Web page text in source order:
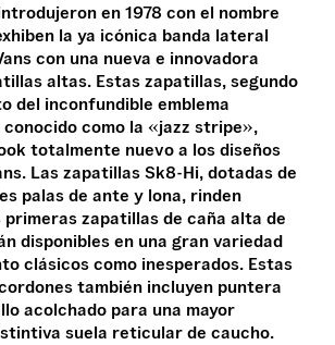
en 1978 con el nombre
la ya icónica banda lateral
con una nueva e innovadora
altas. Estas zapatillas, segundo
del inconfundible emblema
como la «jazz stripe»,
totalmente nuevo a los diseños
Las zapatillas Sk8-Hi, dotadas de
palas de ante y lona, rinden
primeras zapatillas de caña alta de
disponibles en una gran variedad
clásicos como inesperados. Estas
también incluyen puntera
acolchado para una mayor
suela reticular de caucho.